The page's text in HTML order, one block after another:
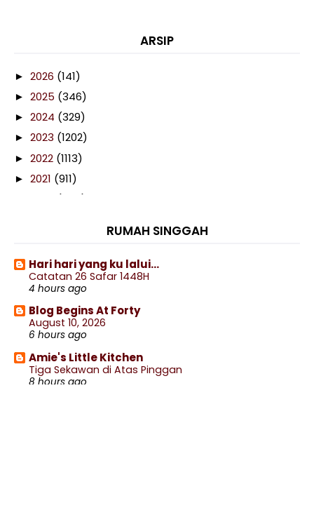
ARSIP
► 2026 (141)
► 2025 (346)
► 2024 (329)
► 2023 (1202)
► 2022 (1113)
► 2021 (911)
(460)
(16)
▼ November(29)
Syiling Lama Vs Syiling Baru
Novel English Yang Terabai
Sepinggan Mee Goreng Dan Secawan Teh O
Panas
Pageviews Merundum, Earnings Juga Merundum
Tersuka Dengan Ceramic Pots KAISON
RUMAH SINGGAH
Hari hari yang ku lalui...
Catatan 26 Safar 1448H
4 hours ago
Blog Begins At Forty
August 10, 2026
6 hours ago
Amie's Little Kitchen
Tiga Sekawan di Atas Pinggan
8 hours ago